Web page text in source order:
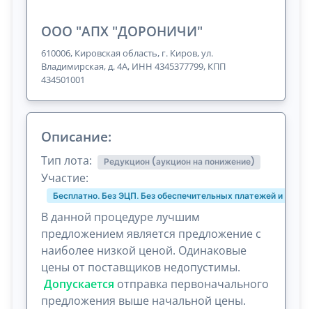
ООО "АПХ "ДОРОНИЧИ"
610006, Кировская область, г. Киров, ул.
Владимирская, д. 4А, ИНН 4345377799, КПП
434501001
Описание:
Тип лота: Редукцион (аукцион на понижение)
Участие:
Бесплатно. Без ЭЦП. Без обеспечительных платежей и
В данной процедуре лучшим
предложением является предложение с
наиболее низкой ценой. Одинаковые
цены от поставщиков недопустимы.
Допускается отправка первоначального
предложения выше начальной цены.